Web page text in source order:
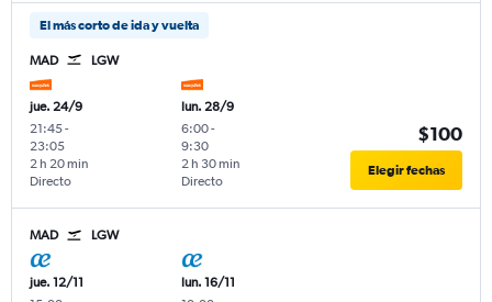
El más corto de ida y vuelta
MAD LGW
jue. 24/9
21:45-
23:05
Directo
2 h 20 min
lun. 28/9
6:00-
9:30
Directo
2 h 30 min
$100
Elegir fechas
MAD LGW
jue. 12/11
lun. 16/11